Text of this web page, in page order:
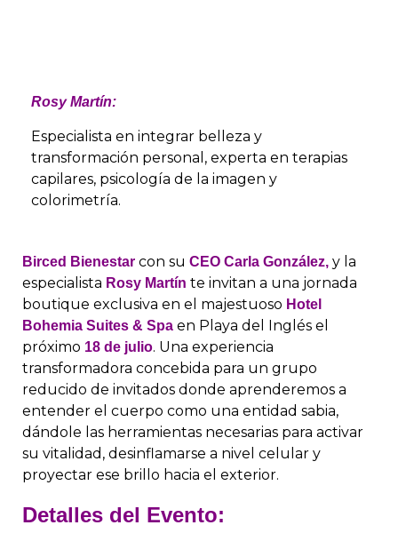
Rosy Martín:
Especialista en integrar belleza y
transformación personal, experta en terapias
capilares, psicología de la imagen y
colorimetría.
Birced Bienestar con su CEO Carla González, y la
especialista Rosy Martín te invitan a una jornada
boutique exclusiva en el majestuoso Hotel
Bohemia Suites & Spa en Playa del Inglés el
próximo 18 de julio. Una experiencia
transformadora concebida para un grupo
reducido de invitados donde aprenderemos a
entender el cuerpo como una entidad sabia,
dándole las herramientas necesarias para activar
su vitalidad, desinflamarse a nivel celular y
proyectar ese brillo hacia el exterior.
Detalles del Evento: